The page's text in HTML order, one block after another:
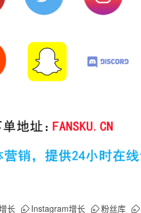
长 Instagram增长 粉丝库